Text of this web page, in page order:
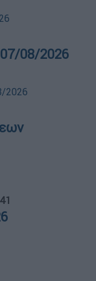
07/08/2026